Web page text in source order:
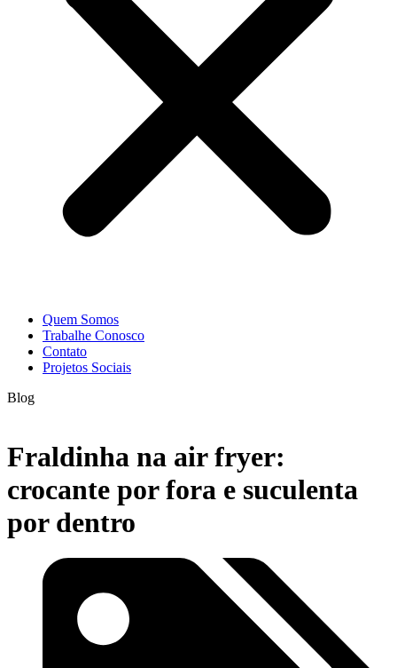
Quem Somos
Trabalhe Conosco
Contato
Projetos Sociais
Blog
Fraldinha na air fryer:
crocante por fora e suculenta
por dentro